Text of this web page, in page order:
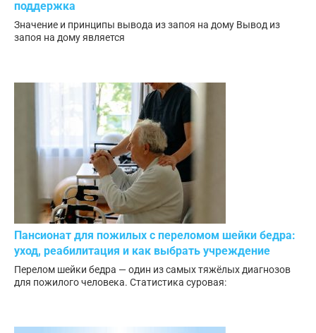
поддержка
Значение и принципы вывода из запоя на дому Вывод из
запоя на дому является
Пансионат для пожилых с переломом шейки бедра:
уход, реабилитация и как выбрать учреждение
Перелом шейки бедра — один из самых тяжёлых диагнозов
для пожилого человека. Статистика суровая: